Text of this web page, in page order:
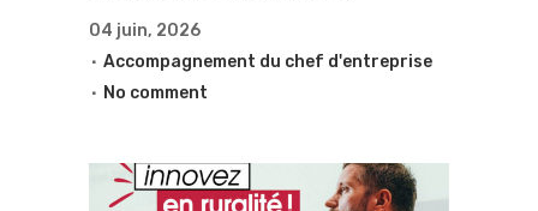
04 juin, 2026
Accompagnement du chef d'entreprise
No comment